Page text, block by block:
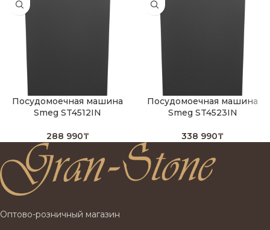
Посудомоечная машина
Smeg ST4512IN
288 990₸
Посудомоечная машина
Smeg ST4523IN
338 990₸
Оптово-розничный магазин